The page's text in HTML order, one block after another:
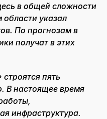
в общей сложности
области указал
По прогнозам в
получат в этих
пять
В настоящее время
инфраструктура.